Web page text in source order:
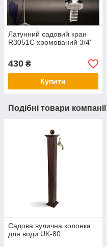
Латунний садовий кран
R3051С хромований 3/4'
430 ₴
Купити
Подібні товари компанії
Садова вулична колонка
для води UK-80